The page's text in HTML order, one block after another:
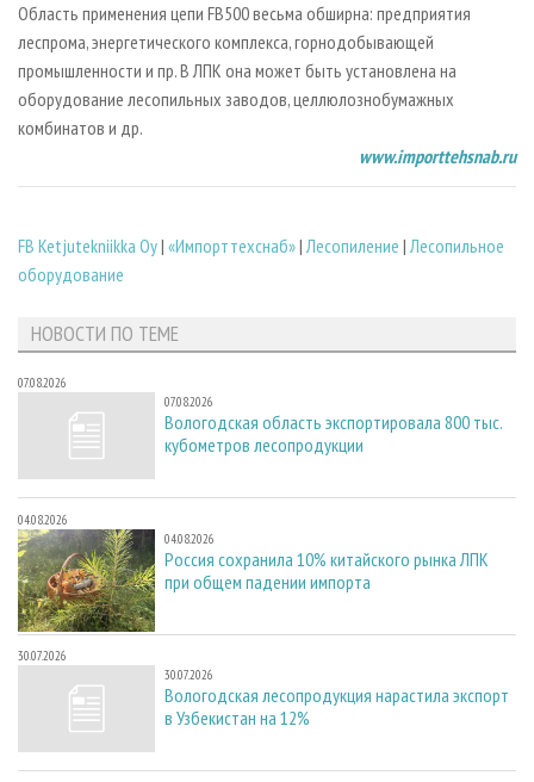
Область применения цепи FB500 весьма обширна: предприятия
леспрома, энергетического комплекса, горнодобывающей
промышленности и пр. В ЛПК она может быть установлена на
оборудование лесопильных заводов, целлюлозно­бумажных
комбинатов и др.
www.importtehsnab.ru
FB Ketjutekniikka Oy| «Импорттехснаб»| Лесопиление | Лесопильное
оборудование
НОВОСТИ ПО ТЕМЕ
07.08.2026
07.08.2026
Вологодская область экспортировала 800 тыс.
кубометров лесопродукции
04.08.2026
04.08.2026
Россия сохранила 10% китайского рынка ЛПК
при общем падении импорта
30.07.2026
30.07.2026
Вологодская лесопродукция нарастила экспорт
в Узбекистан на 12%